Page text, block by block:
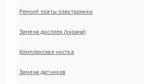
Ремонт платы электроники
Замена дисплея (экрана)
Комплексная чистка
Замена датчиков